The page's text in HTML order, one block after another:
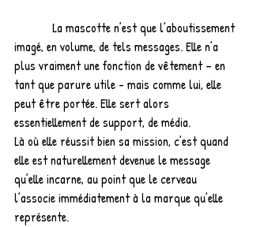
imagé, en volume, de tels messages. Elle n’a
plus vraiment une fonction de vêtement – en
tant que parure utile - mais comme lui, elle
peut être portée. Elle sert alors
essentiellement de support, de média.
Là où elle réussit bien sa mission, c’est quand
elle est naturellement devenue le message
qu’elle incarne, au point que le cerveau
l’associe immédiatement à la marque qu’elle
représente.